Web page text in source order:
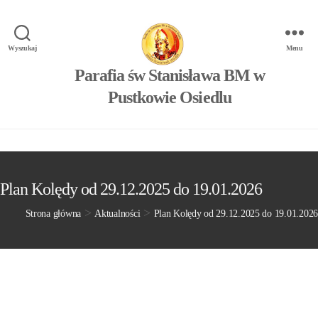
Wyszukaj
Parafia św Stanisława BM w
Pustkowie Osiedlu
Menu
Plan Kolędy od 29.12.2025 do 19.01.2026
Strona główna >Aktualności> Plan Kolędy od 29.12.2025 do 19.01.2026